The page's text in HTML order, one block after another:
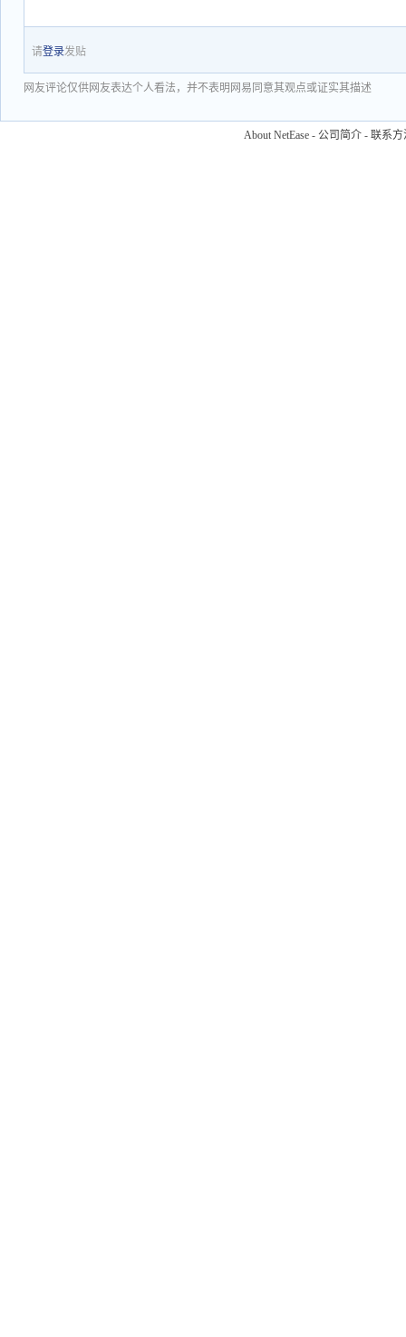
请登录发贴
网友评论仅供网友表达个人看法，并不表明网易同意其观点或证实其描述
About NetEase - 公司简介 - 联系方